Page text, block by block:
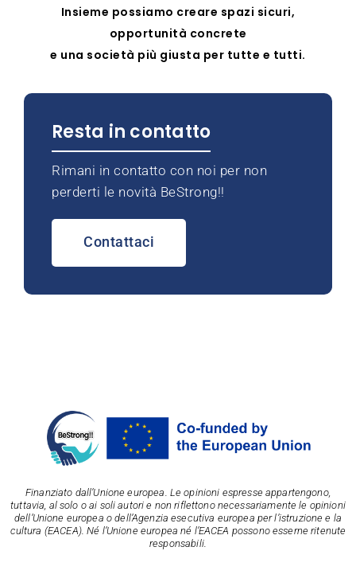
Insieme possiamo creare spazi sicuri,
opportunità concrete
e una società più giusta per tutte e tutti.
Resta in contatto
Rimani in contatto con noi per non
perderti le novità BeStrong!!
Contattaci
Finanziato dall’Unione europea. Le opinioni espresse appartengono,
tuttavia, al solo o ai soli autori e non riflettono necessariamente le opinioni
dell’Unione europea o dell’Agenzia esecutiva europea per l’istruzione e la
cultura (EACEA). Né l’Unione europea né l’EACEA possono esserne ritenute
responsabili.